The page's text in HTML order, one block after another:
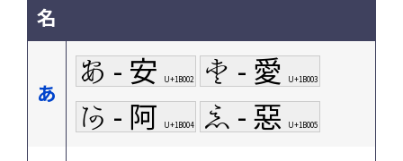
名
あ
𛀂 - 安 U+1B002 𛀃 - 愛 U+1B003
𛀄 - 阿 U+1B004 𛀅 - 惡 U+1B005